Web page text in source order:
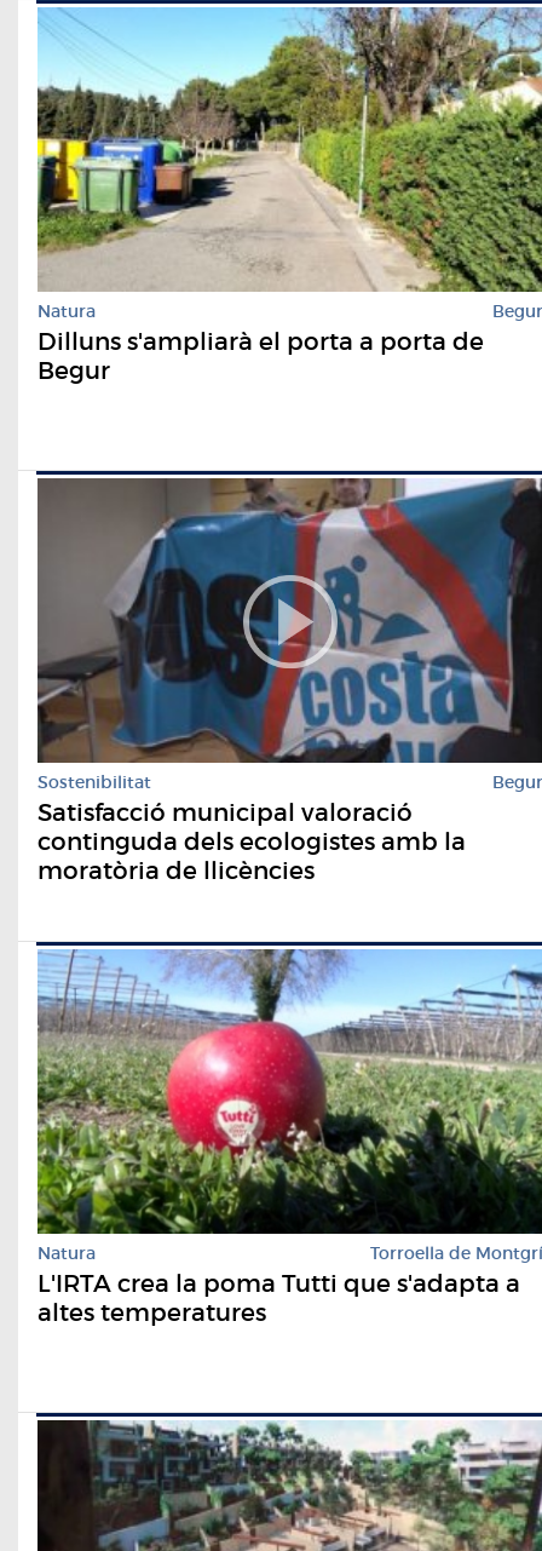
Natura Begur
Dilluns s'ampliarà el porta a porta de
Begur
Sostenibilitat Begur
Satisfacció municipal valoració
continguda dels ecologistes amb la
moratòria de llicències
Natura Torroella de Montgrí
L'IRTA crea la poma Tutti que s'adapta a
altes temperatures